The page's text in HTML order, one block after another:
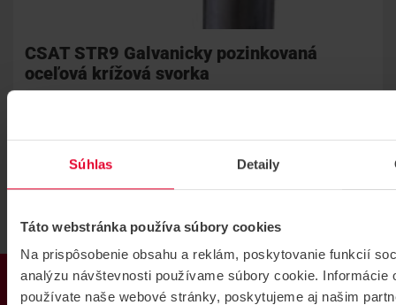
Súhlas Detaily
Táto webstránka používa súbory cookies
Na prispôsobenie obsahu a reklám, poskytovanie funkcií
analýzu návštevnosti používame súbory cookie. Informácie
používate naše webové stránky, poskytujeme aj našim
CSAT STR9 Galvanicky pozinkovaná
oceľová krížová svorka